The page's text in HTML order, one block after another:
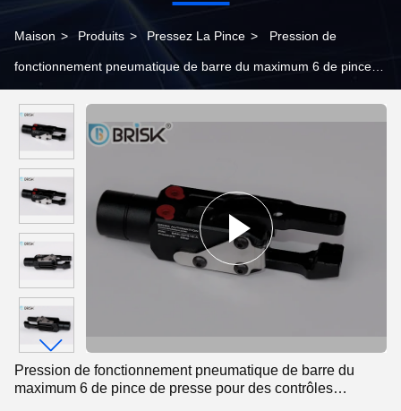
Maison > Produits > Pressez La Pince > Pression de
fonctionnement pneumatique de barre du maximum 6 de pince
Pression de fonctionnement pneumatique de barre du
maximum 6 de pince de presse pour des contrôles